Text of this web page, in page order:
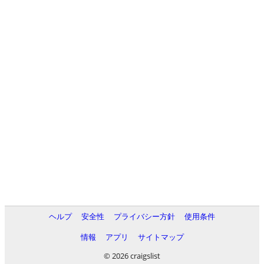
ヘルプ 安全性 プライバシー方針
使用条件
情報
アプリ
サイトマップ
© 2026 craigslist